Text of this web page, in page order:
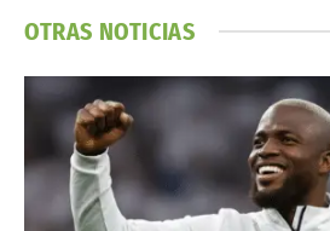
OTRAS NOTICIAS